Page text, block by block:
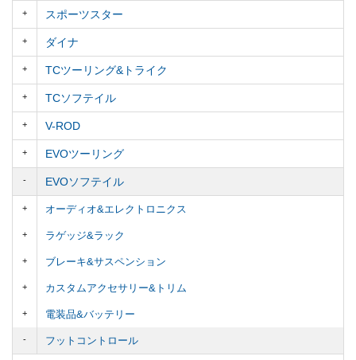
スポーツスター
ダイナ
TCツーリング&トライク
TCソフテイル
V-ROD
EVOツーリング
EVOソフテイル
オーディオ&エレクトロニクス
ラゲッジ&ラック
ブレーキ&サスペンション
カスタムアクセサリー&トリム
電装品&バッテリー
フットコントロール